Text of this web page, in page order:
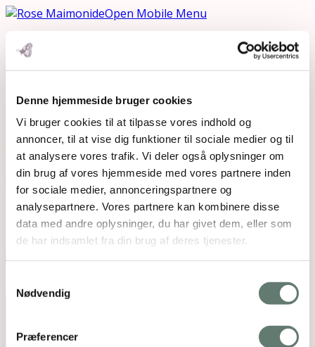
Denne hjemmeside bruger cookies
Vi bruger cookies til at tilpasse vores indhold og
annoncer, til at vise dig funktioner til sociale medier og til
at analysere vores trafik. Vi deler også oplysninger om
din brug af vores hjemmeside med vores partnere inden
for sociale medier, annonceringspartnere og
analysepartnere. Vores partnere kan kombinere disse
data med andre oplysninger, du har givet dem, eller som
de har indsamlet fra din brug af deres tjenester.
Nødvendig
Præferencer
Open Mobile Menu